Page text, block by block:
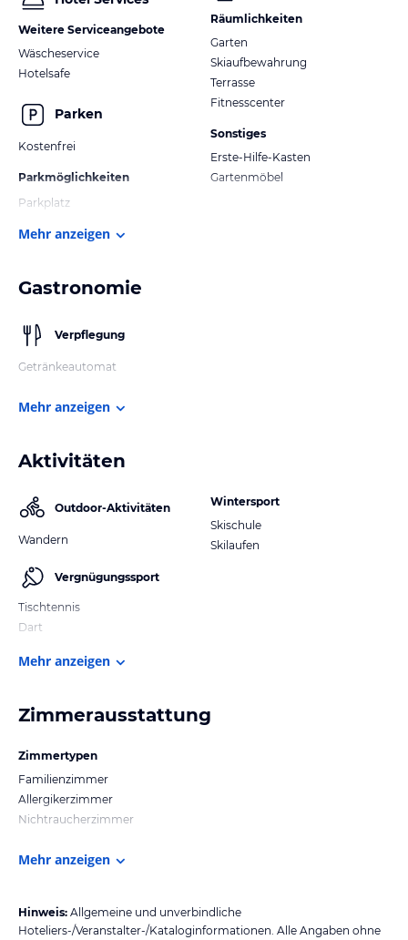
Weitere Serviceangebote
Wäscheservice
Hotelsafe
Parken
Kostenfrei
Parkmöglichkeiten
Parkplatz
Räumlichkeiten
Garten
Skiaufbewahrung
Terrasse
Fitnesscenter
Sonstiges
Erste-Hilfe-Kasten
Gartenmöbel
Mehr anzeigen
Gastronomie
Verpflegung
Getränkeautomat
Mehr anzeigen
Aktivitäten
Outdoor-Aktivitäten
Wandern
Vergnügungssport
Tischtennis
Dart
Wintersport
Skischule
Skilaufen
Mehr anzeigen
Zimmerausstattung
Zimmertypen
Familienzimmer
Allergikerzimmer
Nichtraucherzimmer
Mehr anzeigen
Hinweis: Allgemeine und unverbindliche
Hoteliers-/Veranstalter-/Kataloginformationen. Alle Angaben ohne